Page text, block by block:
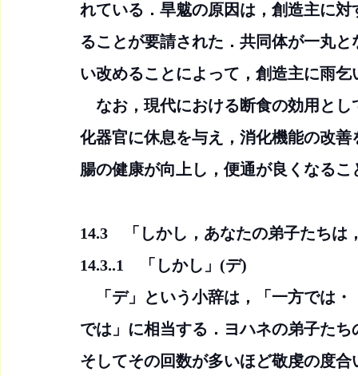
れている．旱魃の原因は，創造主に
ることが要請された．共同体が一丸
い改めることによって，創造主に雨乞
なお，現代における断食の効用とし
化器官に休息を与え，消化機能の改
腸の健康が向上し，便通が良くなる
14.3　「しかし，あなたの弟子たちは
14.3..1　「しかし」(デ)
「デ」という小辞は，「一方では・
では」に相当する．ヨハネの弟子た
そしてその回数が多いほど敬虔の度